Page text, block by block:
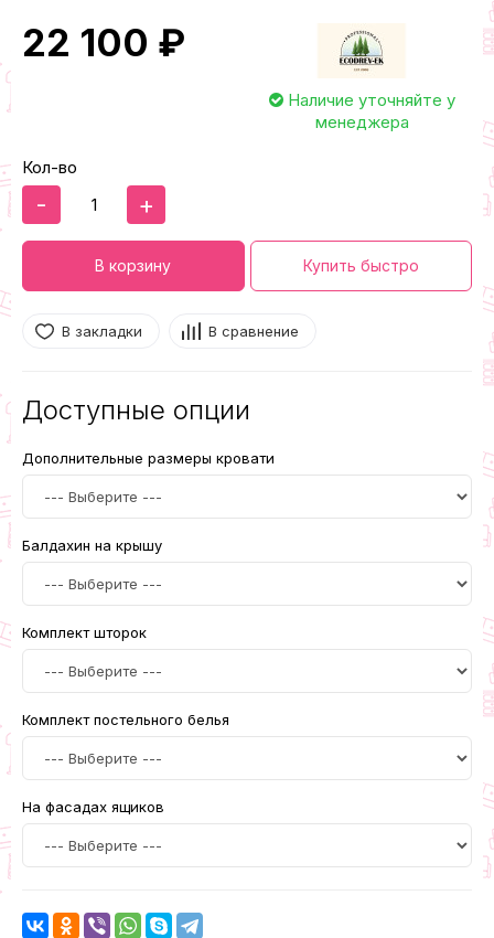
22 100 ₽
Наличие уточняйте у
менеджера
Кол-во
- +
В корзину Купить быстро
В закладки В сравнение
Доступные опции
Дополнительные размеры кровати
Балдахин на крышу
Комплект шторок
Комплект постельного белья
На фасадах ящиков